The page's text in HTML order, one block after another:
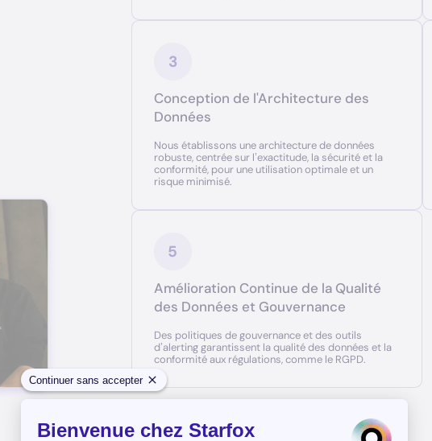
3
Conception de l'Architecture des
Données
Nous établissons une architecture de données
robuste, centrée sur l’exactitude, la sécurité et la
conformité, pour une utilisation optimale et un
risque minimisé.
5
Amélioration Continue de la Qualité
des Données et Gouvernance
Des politiques de gouvernance et des outils
d’alerting garantissent la qualité des données et la
conformité aux régulations, comme le RGPD.